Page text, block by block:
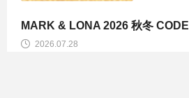
2026.07.28
MARK & LONA 2026 秋冬